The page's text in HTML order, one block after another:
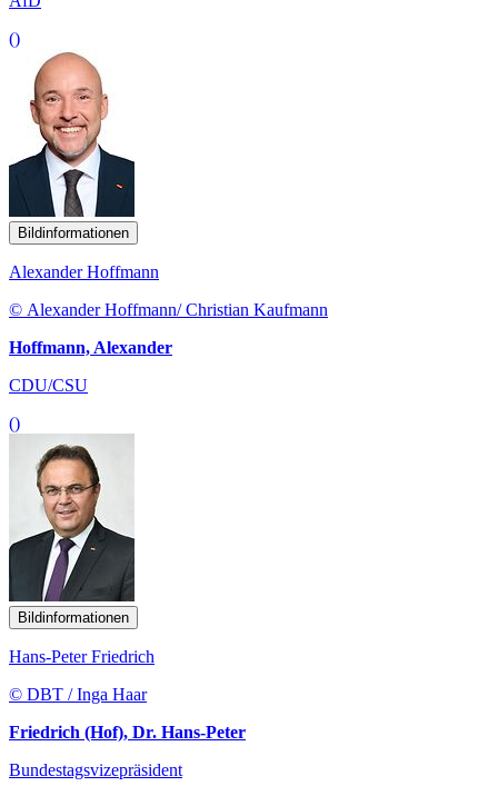
()
Bildinformationen
Alexander Hoffmann
© Alexander Hoffmann/ Christian Kaufmann
Hoffmann, Alexander
CDU/CSU
()
Bildinformationen
Hans-Peter Friedrich
© DBT / Inga Haar
Friedrich (Hof), Dr. Hans-Peter
Bundestagsvizepräsident